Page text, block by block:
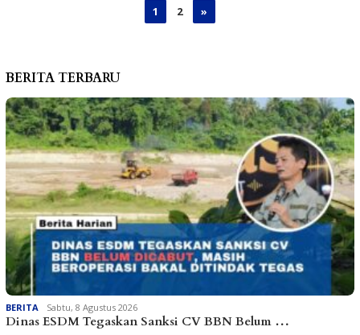
1 2 »
BERITA TERBARU
BERITA Sabtu, 8 Agustus 2026
Dinas ESDM Tegaskan Sanksi CV BBN Belum …